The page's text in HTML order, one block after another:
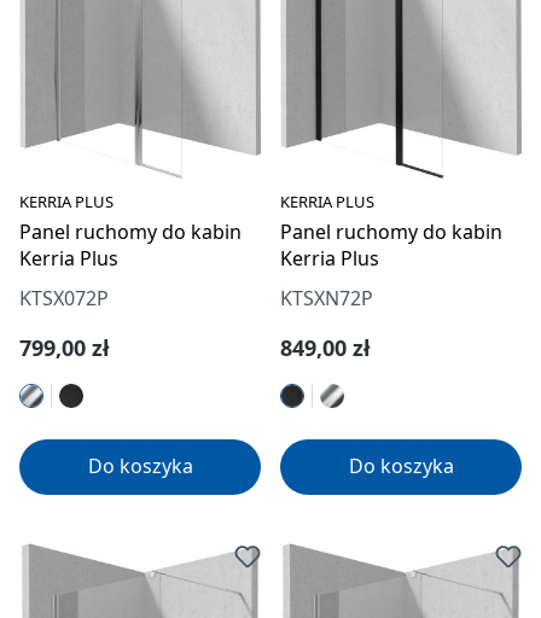
KERRIA PLUS
Panel ruchomy do kabin
Kerria Plus
KTSX072P
Cena regularna:
799,00 zł
Do koszyka
KERRIA PLUS
Panel ruchomy do kabin
Kerria Plus
KTSXN72P
Cena regularna:
849,00 zł
Do koszyka